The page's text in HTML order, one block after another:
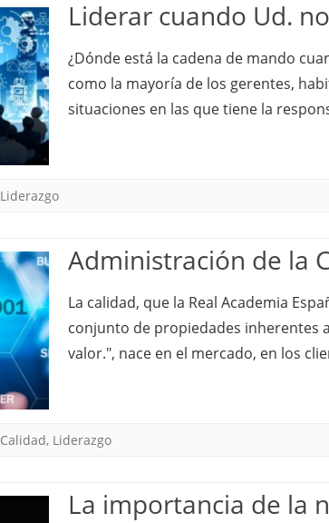
Liderar cuando Ud.
¿Dónde está la cadena de mando
como la mayoría de los gerentes,
situaciones en las que tiene la
Liderazgo
Administración de la
La calidad, que la Real Academia
conjunto de propiedades inherentes
valor.", nace en el mercado, en los
Calidad, Liderazgo
La importancia de la